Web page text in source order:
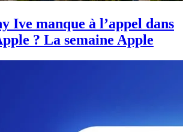
Ive manque à l’appel dans
? La semaine Apple